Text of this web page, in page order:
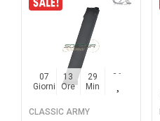
07
Giorni
13
Ore
29
Min
35
CLASSIC ARMY